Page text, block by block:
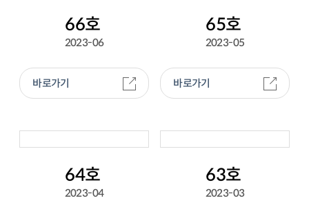
66호
2023-06
바로가기
65호
2023-05
바로가기
64호
2023-04
63호
2023-03